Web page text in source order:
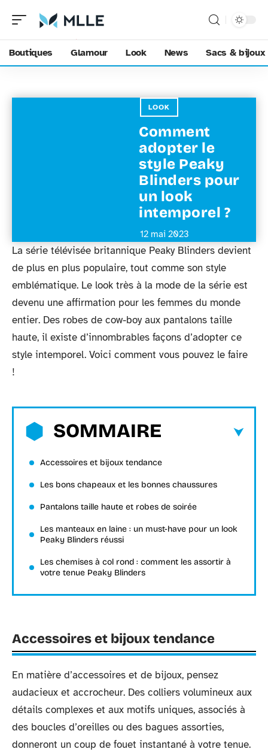
Boutiques Glamour Look News Sacs & bijoux
LOOK
Comment
adopter le
style Peaky
Blinders pour
un look
intemporel ?
12 mai 2023
La série télévisée britannique Peaky Blinders devient
de plus en plus populaire, tout comme son style
emblématique. Le look très à la mode de la série est
devenu une affirmation pour les femmes du monde
entier. Des robes de cow-boy aux pantalons taille
haute, il existe d’innombrables façons d’adopter ce
style intemporel. Voici comment vous pouvez le faire
!
SOMMAIRE
Accessoires et bijoux tendance
Les bons chapeaux et les bonnes chaussures
Pantalons taille haute et robes de soirée
Les manteaux en laine : un must-have pour un look
Peaky Blinders réussi
Les chemises à col rond : comment les assortir à
votre tenue Peaky Blinders
Accessoires et bijoux tendance
En matière d’accessoires et de bijoux, pensez
audacieux et accrocheur. Des colliers volumineux aux
détails complexes et aux motifs uniques, associés à
des boucles d’oreilles ou des bagues assorties,
donneront un coup de fouet instantané à votre tenue.